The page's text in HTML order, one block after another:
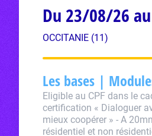
Du 23/08/26
OCCITANIE (11)
Les bases |
Eligible au CPF dans le
certification « Dialoguer
mieux coopérer » - A
résidentiel et non